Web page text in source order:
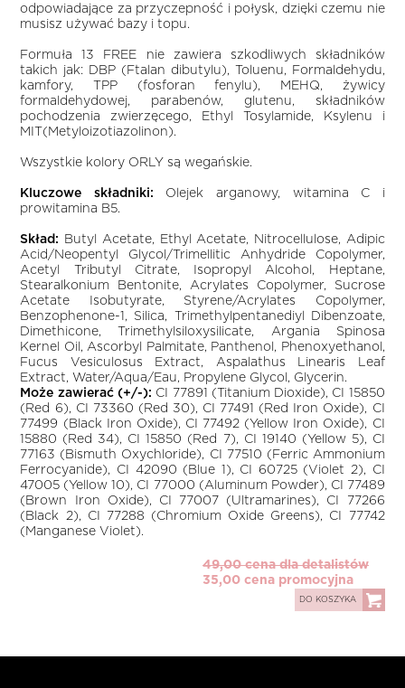
odpowiadające za przyczepność i połysk, dzięki czemu nie
musisz używać bazy i topu.
Formuła 13 FREE nie zawiera szkodliwych składników
takich jak: DBP (Ftalan dibutylu), Toluenu, Formaldehydu,
kamfory, TPP (fosforan fenylu), MEHQ, żywicy
formaldehydowej, parabenów, glutenu, składników
pochodzenia zwierzęcego, Ethyl Tosylamide, Ksylenu i
MIT(Metyloizotiazolinon).
Wszystkie kolory ORLY są wegańskie.
Kluczowe składniki: Olejek arganowy, witamina C i
prowitamina B5.
Skład:
Butyl Acetate, Ethyl Acetate, Nitrocellulose, Adipic
Acid/Neopentyl Glycol/Trimellitic Anhydride Copolymer,
Acetyl Tributyl Citrate, Isopropyl Alcohol, Heptane,
Stearalkonium Bentonite, Acrylates Copolymer, Sucrose
Acetate Isobutyrate, Styrene/Acrylates Copolymer,
Benzophenone-1, Silica, Trimethylpentanediyl Dibenzoate,
Dimethicone, Trimethylsiloxysilicate, Argania Spinosa
Kernel Oil, Ascorbyl Palmitate, Panthenol, Phenoxyethanol,
Fucus Vesiculosus Extract, Aspalathus Linearis Leaf
Extract, Water/Aqua/Eau, Propylene Glycol, Glycerin.
Może zawierać (+/-): CI 77891 (Titanium Dioxide), CI 15850
(Red 6), CI 73360 (Red 30), CI 77491 (Red Iron Oxide), CI
77499 (Black Iron Oxide), CI 77492 (Yellow Iron Oxide), CI
15880 (Red 34), CI 15850 (Red 7), CI 19140 (Yellow 5), CI
77163 (Bismuth Oxychloride), CI 77510 (Ferric Ammonium
Ferrocyanide), CI 42090 (Blue 1), CI 60725 (Violet 2), CI
47005 (Yellow 10), CI 77000 (Aluminum Powder), CI 77489
(Brown Iron Oxide), CI 77007 (Ultramarines), CI 77266
(Black 2), CI 77288 (Chromium Oxide Greens), CI 77742
(Manganese Violet).
49,00 cena dla detalistów
35,00 cena promocyjna
DO KOSZYKA